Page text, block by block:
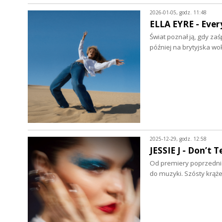
2026-01-05, godz. 11:48
ELLA EYRE -
Świat poznał ją, gdy
później na brytyjska
2025-12-29, godz. 12:58
JESSIE J -
Od premiery
do muzyki. Szósty